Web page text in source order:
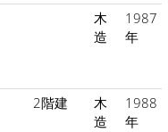
木
造
1987
年
2階建
木
造
1988
年